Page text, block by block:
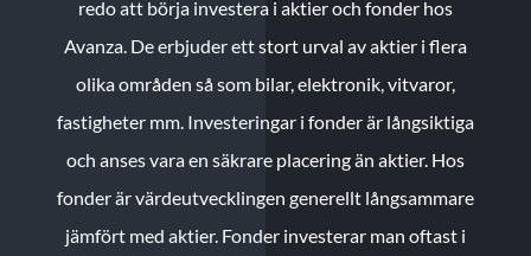
redo att börja investera i aktier och fonder hos
Avanza. De erbjuder ett stort urval av aktier i flera
olika områden så som bilar, elektronik, vitvaror,
fastigheter mm. Investeringar i fonder är långsiktiga
och anses vara en säkrare placering än aktier. Hos
fonder är värdeutvecklingen generellt långsammare
jämfört med aktier. Fonder investerar man oftast i